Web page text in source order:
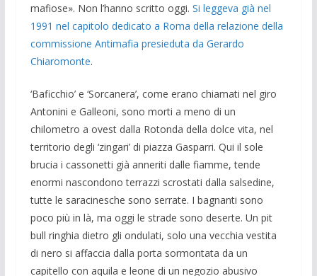
mafiose». Non l’hanno scritto oggi. Si leggeva già nel
1991 nel capitolo dedicato a Roma della relazione della
commissione Antimafia presieduta da Gerardo
Chiaromonte.
‘Baficchio’ e ‘Sorcanera’, come erano chiamati nel giro
Antonini e Galleoni, sono morti a meno di un
chilometro a ovest dalla Rotonda della dolce vita, nel
territorio degli ‘zingari’ di piazza Gasparri. Qui il sole
brucia i cassonetti già anneriti dalle fiamme, tende
enormi nascondono terrazzi scrostati dalla salsedine,
tutte le saracinesche sono serrate. I bagnanti sono
poco più in là, ma oggi le strade sono deserte. Un pit
bull ringhia dietro gli ondulati, solo una vecchia vestita
di nero si affaccia dalla porta sormontata da un
capitello con aquila e leone di un negozio abusivo